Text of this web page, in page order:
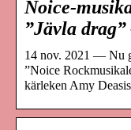
Noice-
”Jävla drag”
14 nov. 2021 — Nu
”Noice
kärleken Amy